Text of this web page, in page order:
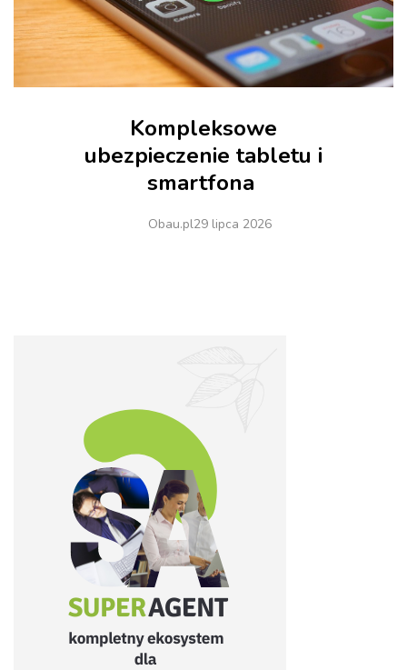
Kompleksowe
ubezpieczenie tabletu i
smartfona
Obau.pl29 lipca 2026